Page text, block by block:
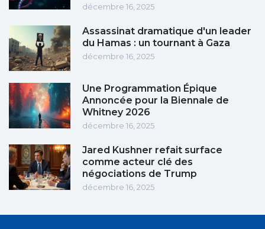
décembre 16, 2025
Assassinat dramatique d'un leader
du Hamas : un tournant à Gaza
décembre 16, 2025
Une Programmation Épique
Annoncée pour la Biennale de
Whitney 2026
décembre 16, 2025
Jared Kushner refait surface
comme acteur clé des
négociations de Trump
décembre 16, 2025